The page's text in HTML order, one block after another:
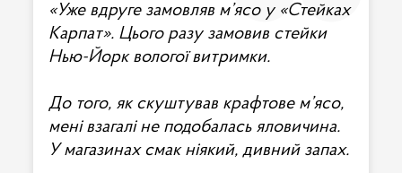
«‎Уже вдруге замовляв м’ясо у «‎Стейках
Карпат»‎. Цього разу замовив стейки
Нью-Йорк вологої витримки.
До того, як скуштував крафтове м’ясо,
мені взагалі не подобалась яловичина.
У магазинах смак ніякий, дивний запах.